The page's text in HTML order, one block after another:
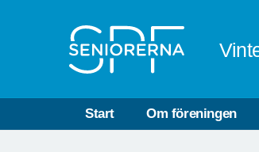
Start Om föreningen